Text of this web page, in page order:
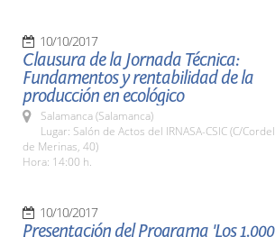
10/10/2017
Clausura de la Jornada Técnica:
Fundamentos y rentabilidad de la
producción en ecológico
Salamanca (Salamanca)
Lugar: Salón de Actos del IRNASA-CSIC (C/Cordel
de Merinas, 40)
Hora: 14:00 h.
10/10/2017
Presentación del Programa 'Los 1.000